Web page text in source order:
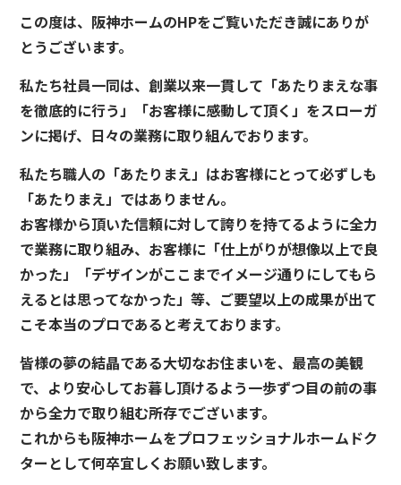
この度は、阪神ホームのHPをご覧いただき誠にありが
とうございます。
私たち社員一同は、創業以来一貫して「あたりまえな事
を徹底的に行う」「お客様に感動して頂く」をスローガ
ンに掲げ、日々の業務に取り組んでおります。
私たち職人の「あたりまえ」はお客様にとって必ずしも
「あたりまえ」ではありません。
お客様から頂いた信頼に対して誇りを持てるように全力
で業務に取り組み、お客様に「仕上がりが想像以上で良
かった」「デザインがここまでイメージ通りにしてもら
えるとは思ってなかった」等、ご要望以上の成果が出て
こそ本当のプロであると考えております。
皆様の夢の結晶である大切なお住まいを、最高の美観
で、より安心してお暮し頂けるよう一歩ずつ目の前の事
から全力で取り組む所存でございます。
これからも阪神ホームをプロフェッショナルホームドク
ターとして何卒宜しくお願い致します。